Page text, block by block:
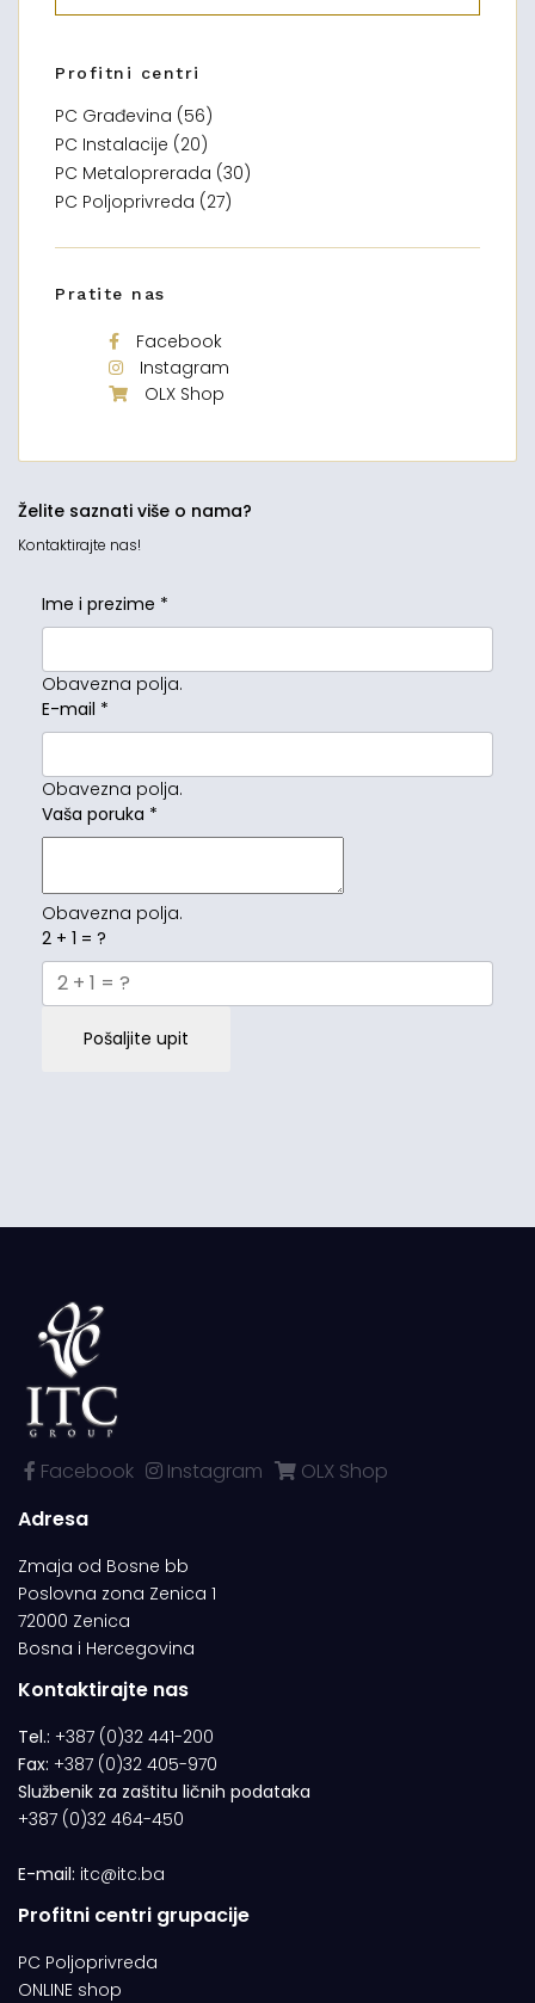
Profitni centri
PC Građevina (56)
PC Instalacije (20)
PC Metaloprerada (30)
PC Poljoprivreda (27)
Pratite nas
Facebook
Instagram
OLX Shop
Želite saznati više o nama?
Kontaktirajte nas!
Ime i prezime *
Obavezna polja.
E-mail *
Obavezna polja.
Vaša poruka *
Obavezna polja.
2 + 1 = ?
Pošaljite upit
Facebook Instagram
OLX Shop
Adresa
Zmaja od Bosne bb
Poslovna zona Zenica 1
72000 Zenica
Bosna i Hercegovina
Kontaktirajte nas
Tel.: +387 (0)32 441-200
Fax: +387 (0)32 405-970
Službenik za zaštitu ličnih podataka
+387 (0)32 464-450
E-mail: itc@itc.ba
Profitni centri grupacije
PC Poljoprivreda
ONLINE shop